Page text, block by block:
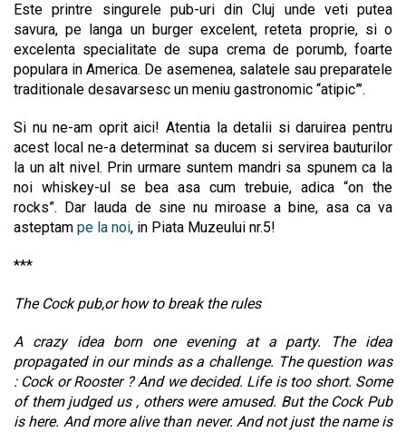
Este printre singurele pub-uri din Cluj unde veti putea
savura, pe langa un burger excelent, reteta proprie, si o
excelenta specialitate de supa crema de porumb, foarte
populara in America. De asemenea, salatele sau preparatele
traditionale desavarsesc un meniu gastronomic “atipic”’.
Si nu ne-am oprit aici! Atentia la detalii si daruirea pentru
acest local ne-a determinat sa ducem si servirea bauturilor
la un alt nivel. Prin urmare suntem mandri sa spunem ca la
noi whiskey-ul se bea asa cum trebuie, adica “on the
rocks”. Dar lauda de sine nu miroase a bine, asa ca va
asteptam pe la noi, in Piata Muzeului nr.5!
***
The Cock pub,or how to break the rules
A crazy idea born one evening at a party. The idea
propagated in our minds as a challenge. The question was
: Cock or Rooster ? And we decided. Life is too short. Some
of them judged us , others were amused. But the Cock Pub
is here. And more alive than never. And not just the name is